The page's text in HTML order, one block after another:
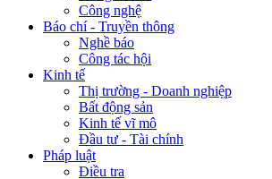
Công nghệ
Báo chí - Truyền thông
Nghề báo
Công tác hội
Kinh tế
Thị trường - Doanh nghiệp
Bất động sản
Kinh tế vĩ mô
Đầu tư - Tài chính
Pháp luật
Điều tra